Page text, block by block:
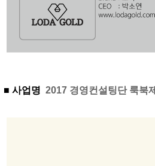
■ 사업명 2017 경영컨설팅단 룩북